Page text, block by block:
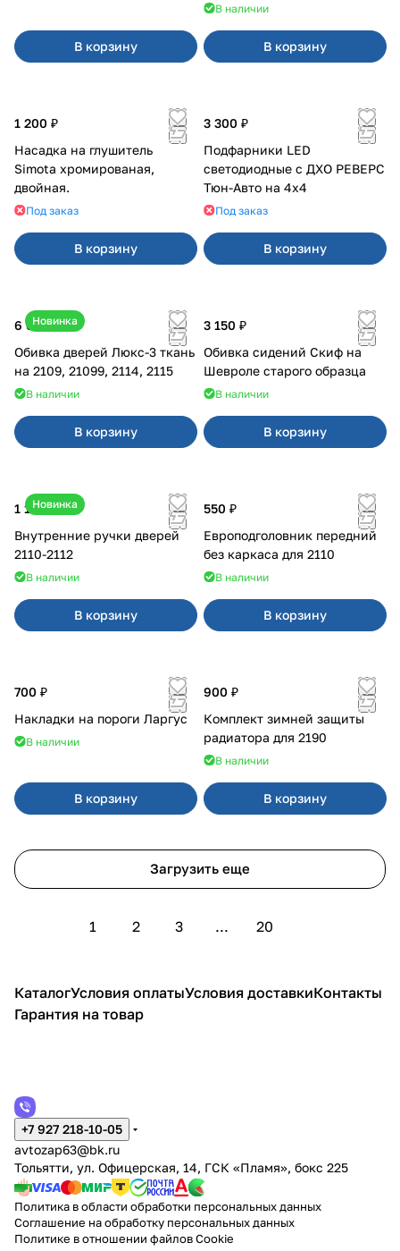
В корзину
В наличии
В корзину
1 200 ₽
Насадка на глушитель
Simota хромированая,
двойная.
Под заказ
В корзину
3 300 ₽
Подфарники LED
светодиодные с ДХО РЕВЕРС
Тюн-Авто на 4x4
Под заказ
В корзину
Новинка
6 000 ₽
Обивка дверей Люкс-3 ткань
на 2109, 21099, 2114, 2115
В наличии
В корзину
3 150 ₽
Обивка сидений Скиф на
Шевроле старого образца
В наличии
В корзину
Новинка
1 170 ₽
Внутренние ручки дверей
2110-2112
В наличии
В корзину
550 ₽
Европодголовник передний
без каркаса для 2110
В наличии
В корзину
700 ₽
Накладки на пороги Ларгус
В наличии
В корзину
900 ₽
Комплект зимней защиты
радиатора для 2190
В наличии
В корзину
Загрузить еще
1 2 3 ... 20
КаталогУсловия оплатыУсловия доставкиКонтакты
Гарантия на товар
+7 927 218-10-05
avtozap63@bk.ru
Тольятти, ул. Офицерская, 14, ГСК «Пламя», бокс 225
Политика в области обработки персональных данных
Соглашение на обработку персональных данных
Политике в отношении файлов Cookie